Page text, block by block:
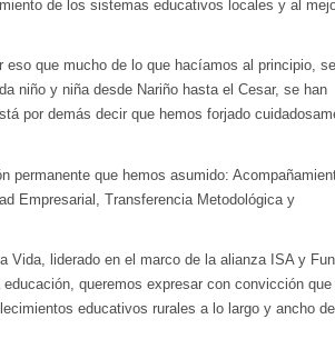
de los sistemas educativos locales y al
que mucho de lo que hacíamos al principio,
niño y niña desde Nariño hasta el Cesar, se han
por demás decir que hemos forjado
permanente que hemos asumido:
Empresarial, Transferencia Metodológica y
Vida, liderado en el marco de la alianza ISA y
queremos expresar con convicción que
educativos rurales a lo largo y ancho